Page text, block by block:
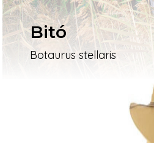
Bitó
Botaurus stellaris